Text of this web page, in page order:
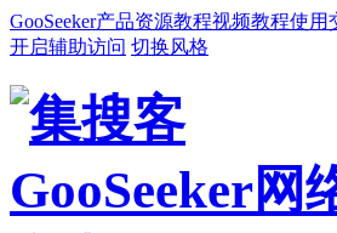
GooSeeker产品资源教程视频教程使用
开启辅助访问 切换风格